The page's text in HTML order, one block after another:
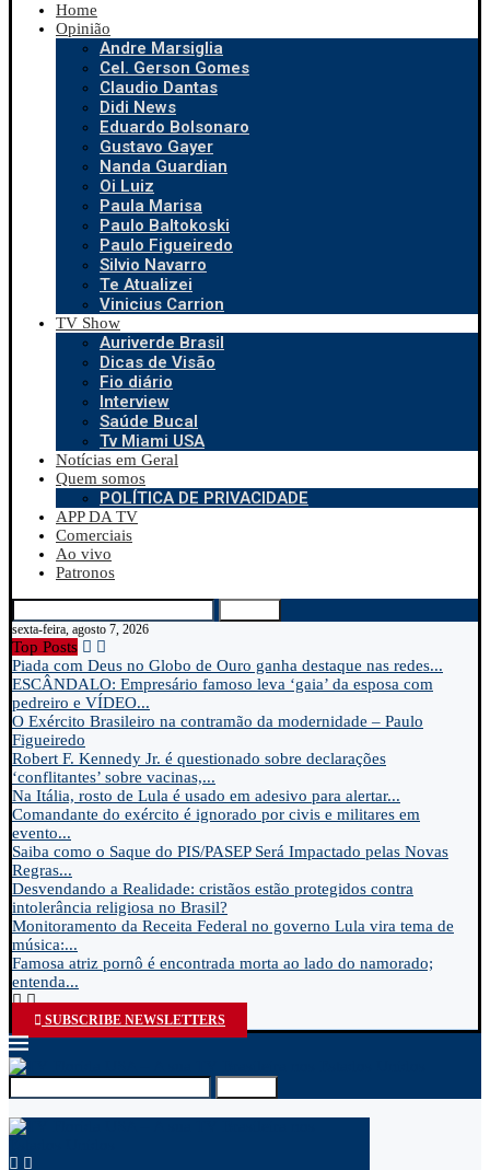
Home
Opinião
Andre Marsiglia
Cel. Gerson Gomes
Claudio Dantas
Didi News
Eduardo Bolsonaro
Gustavo Gayer
Nanda Guardian
Oi Luiz
Paula Marisa
Paulo Baltokoski
Paulo Figueiredo
Silvio Navarro
Te Atualizei
Vinicius Carrion
TV Show
Auriverde Brasil
Dicas de Visão
Fio diário
Interview
Saúde Bucal
Tv Miami USA
Notícias em Geral
Quem somos
POLÍTICA DE PRIVACIDADE
APP DA TV
Comerciais
Ao vivo
Patronos
sexta-feira, agosto 7, 2026
Top Posts
Piada com Deus no Globo de Ouro ganha destaque nas redes...
ESCÂNDALO: Empresário famoso leva ‘gaia’ da esposa com
pedreiro e VÍDEO...
O Exército Brasileiro na contramão da modernidade – Paulo
Figueiredo
Robert F. Kennedy Jr. é questionado sobre declarações
‘conflitantes’ sobre vacinas,...
Na Itália, rosto de Lula é usado em adesivo para alertar...
Comandante do exército é ignorado por civis e militares em
evento...
Saiba como o Saque do PIS/PASEP Será Impactado pelas Novas
Regras...
Desvendando a Realidade: cristãos estão protegidos contra
intolerância religiosa no Brasil?
Monitoramento da Receita Federal no governo Lula vira tema de
música:...
Famosa atriz pornô é encontrada morta ao lado do namorado;
entenda...
SUBSCRIBE NEWSLETTERS